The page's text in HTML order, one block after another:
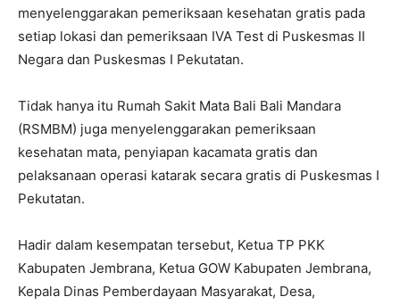
menyelenggarakan pemeriksaan kesehatan gratis pada
setiap lokasi dan pemeriksaan IVA Test di Puskesmas II
Negara dan Puskesmas I Pekutatan.
Tidak hanya itu Rumah Sakit Mata Bali Bali Mandara
(RSMBM) juga menyelenggarakan pemeriksaan
kesehatan mata, penyiapan kacamata gratis dan
pelaksanaan operasi katarak secara gratis di Puskesmas I
Pekutatan.
Hadir dalam kesempatan tersebut, Ketua TP PKK
Kabupaten Jembrana, Ketua GOW Kabupaten Jembrana,
Kepala Dinas Pemberdayaan Masyarakat, Desa,